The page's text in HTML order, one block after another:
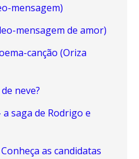
mensagem)
mensagem de amor)
canção (Oriza
neve?
a saga de Rodrigo e
as candidatas